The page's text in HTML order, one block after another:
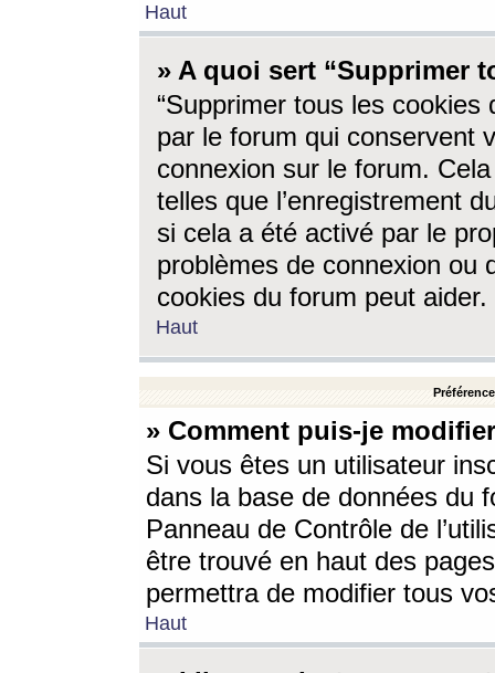
Haut
» A quoi sert “Supprimer
“Supprimer tous les cookies
par le forum qui conservent
connexion sur le forum.
telles que l’enregistrement
si cela a été activé par le
problèmes de connexion ou
cookies du forum peut aider.
Haut
» Comment puis-je
Si vous êtes un utilisateur
dans la base de données du
Panneau de Contrôle de
être trouvé en haut des
permettra de modifier tous
Haut